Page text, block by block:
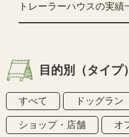
トレーラーハウスの実績
目的別（タイプ
すべて ドッグラン
ショップ・店舗 オ